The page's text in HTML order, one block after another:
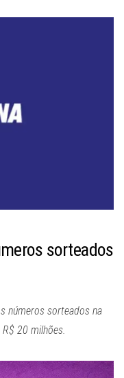
sorteados
números sorteados na
20 milhões.